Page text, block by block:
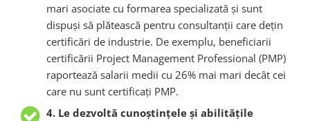
mari asociate cu formarea specializată și sunt
dispuși să plătească pentru consultanții care dețin
certificări de industrie. De exemplu, beneficiarii
certificării Project Management Professional (PMP)
raportează salarii medii cu 26% mai mari decât cei
care nu sunt certificați PMP.
4. Le dezvoltă cunoștințele și abilitățile